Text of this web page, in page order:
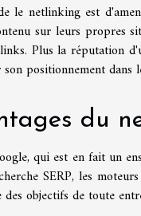
le netlinking est
sur leurs propres
Plus la réputation
positionnement dans
du
qui est en fait un
SERP, les
objectifs de toute